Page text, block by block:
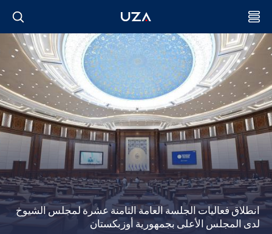
انطلاق فعاليات الجلسة العامة الثامنة عشرة لمجلس الشيوخ
لدى المجلس الأعلى بجمهورية أوزبكستان